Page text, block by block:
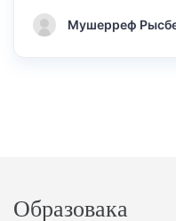
Мушерреф
Образовака